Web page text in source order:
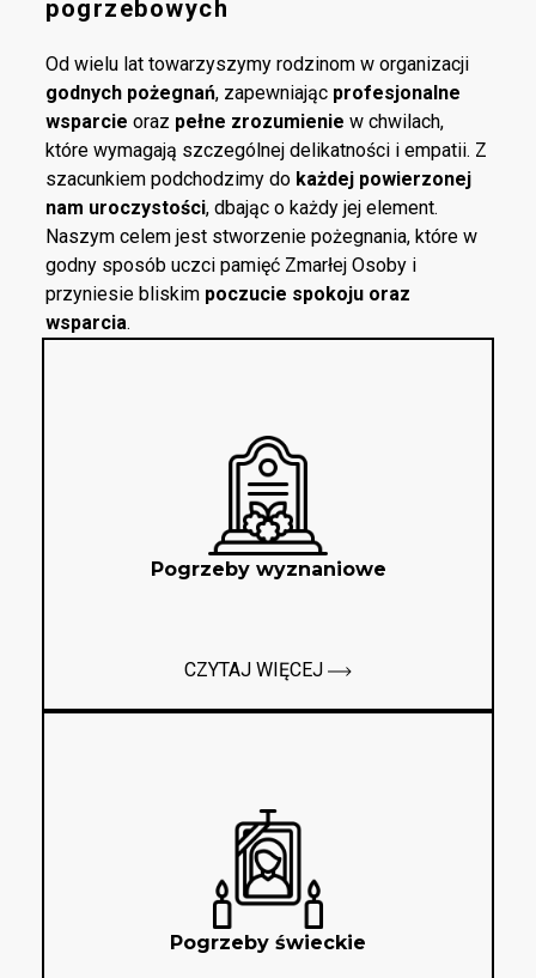
pogrzebowych
Od wielu lat towarzyszymy rodzinom w organizacji
godnych pożegnań, zapewniając profesjonalne
wsparcie oraz pełne zrozumienie w chwilach,
które wymagają szczególnej delikatności i empatii. Z
szacunkiem podchodzimy do każdej powierzonej
nam uroczystości, dbając o każdy jej element.
Naszym celem jest stworzenie pożegnania, które w
godny sposób uczci pamięć Zmarłej Osoby i
przyniesie bliskim poczucie spokoju oraz
wsparcia.
Pogrzeby wyznaniowe
CZYTAJ WIĘCEJ
Pogrzeby świeckie